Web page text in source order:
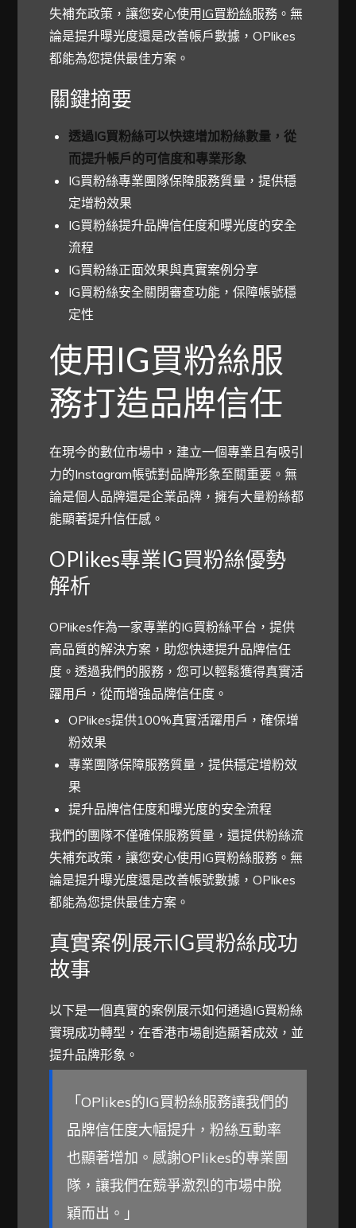
失補充政策，讓您安心使用IG買粉絲服務。無
論是提升曝光度還是改善帳戶數據，OPlikes
都能為您提供最佳方案。
關鍵摘要
透過IG買粉絲可以快速增加粉絲數量，從
而提升帳戶的可信度和專業形象
IG買粉絲專業團隊保障服務質量，提供穩
定增粉效果
IG買粉絲提升品牌信任度和曝光度的安全
流程
IG買粉絲正面效果與真實案例分享
IG買粉絲安全關閉審查功能，保障帳號穩
定性
使用IG買粉絲服
務打造品牌信任
在現今的數位市場中，建立一個專業且有吸引
力的Instagram帳號對品牌形象至關重要。無
論是個人品牌還是企業品牌，擁有大量粉絲都
能顯著提升信任感。
OPlikes專業IG買粉絲優勢
解析
OPlikes作為一家專業的IG買粉絲平台，提供
高品質的解決方案，助您快速提升品牌信任
度。透過我們的服務，您可以輕鬆獲得真實活
躍用戶，從而增強品牌信任度。
OPlikes提供100%真實活躍用戶，確保增
粉效果
專業團隊保障服務質量，提供穩定增粉效
果
提升品牌信任度和曝光度的安全流程
我們的團隊不僅確保服務質量，還提供粉絲流
失補充政策，讓您安心使用IG買粉絲服務。無
論是提升曝光度還是改善帳號數據，OPlikes
都能為您提供最佳方案。
真實案例展示IG買粉絲成功
故事
以下是一個真實的案例展示如何通過IG買粉絲
實現成功轉型，在香港市場創造顯著成效，並
提升品牌形象。
「OPlikes的IG買粉絲服務讓我們的
品牌信任度大幅提升，粉絲互動率
也顯著增加。感謝OPlikes的專業團
隊，讓我們在競爭激烈的市場中脫
穎而出。」